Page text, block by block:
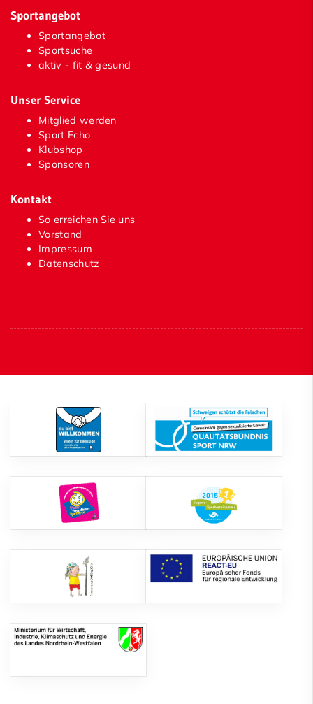
Sportangebot
Sportangebot
Sportsuche
aktiv - fit & gesund
Unser Service
Mitglied werden
Sport Echo
Klubshop
Sponsoren
Kontakt
So erreichen Sie uns
Vorstand
Impressum
Datenschutz